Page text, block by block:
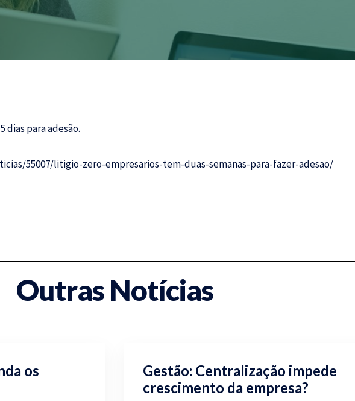
dias para adesão.
55007/litigio-zero-empresarios-tem-duas-semanas-para-fazer-adesao/
Outras Notícias
os
Gestão: Centralização impede
crescimento da empresa?